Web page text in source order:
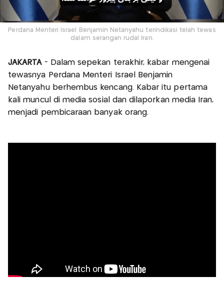
Perdana Menteri Israel Benjamin Netanyahu terindikasi telah tewas
dalam serangan rudal Iran.
JAKARTA - Dalam sepekan terakhir, kabar mengenai
tewasnya Perdana Menteri Israel Benjamin
Netanyahu berhembus kencang. Kabar itu pertama
kali muncul di media sosial dan dilaporkan media Iran,
menjadi pembicaraan banyak orang.